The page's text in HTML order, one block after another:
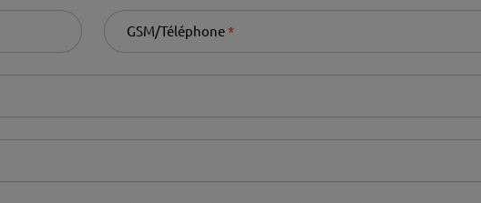
GSM/Téléphone Required